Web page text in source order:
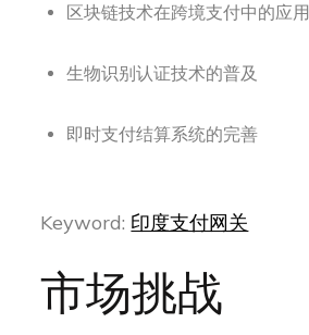
区块链技术在跨境支付中的应用
生物识别认证技术的普及
即时支付结算系统的完善
Keyword: 印度支付网关
市场挑战